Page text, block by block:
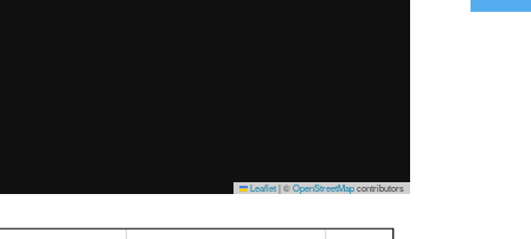
Leaflet|©OpenStreetMapcontributors